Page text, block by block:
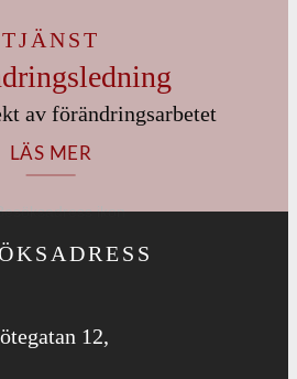
TJÄNST
av förändringsarbetet
LÄS MER
12,